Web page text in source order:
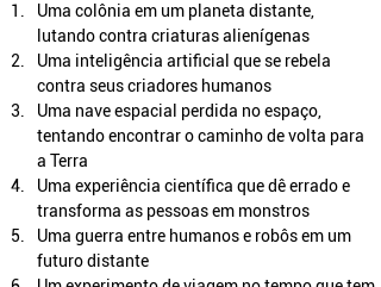
Uma colônia em um planeta distante,
lutando contra criaturas alienígenas
Uma inteligência artificial que se rebela
contra seus criadores humanos
Uma nave espacial perdida no espaço,
tentando encontrar o caminho de volta para
a Terra
Uma experiência científica que dê errado e
transforma as pessoas em monstros
Uma guerra entre humanos e robôs em um
futuro distante